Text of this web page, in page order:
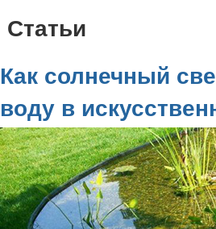
Статьи
Как солнечный
воду в